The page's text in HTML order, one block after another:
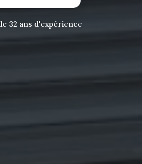
32 ans d'expérience